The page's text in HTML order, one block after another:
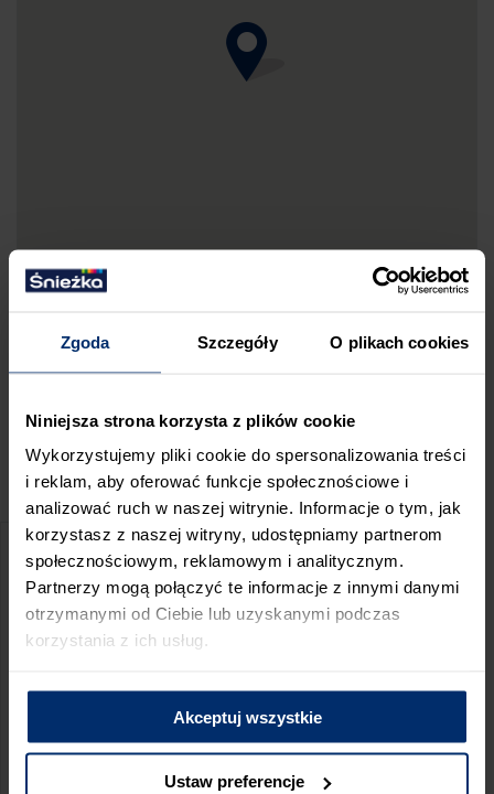
Zgoda Szczegóły O plikach cookies
Niniejsza strona korzysta z plików cookie
Wykorzystujemy pliki cookie do spersonalizowania treści
i reklam, aby oferować funkcje społecznościowe i
analizować ruch w naszej witrynie. Informacje o tym, jak
korzystasz z naszej witryny, udostępniamy partnerom
społecznościowym, reklamowym i analitycznym.
Partnerzy mogą połączyć te informacje z innymi danymi
otrzymanymi od Ciebie lub uzyskanymi podczas
korzystania z ich usług.
Akceptuj wszystkie
Ustaw preferencje
ZGŁOŚ BŁĄD
PRZED WIZYTĄ W SKLEPIE POLECAMY:
KALKULATOR ZUŻYCIA
Oblicz, jaką ilość produktów potrzebujesz,